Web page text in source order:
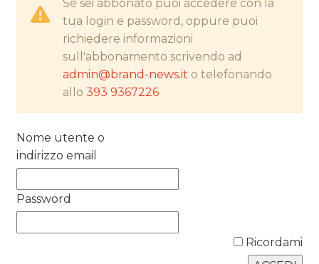
RICERCHE
PREVISIONI/SCENARI
NORMATIVE
CASE HISTORY
Se sei abbonato puoi accedere con la
tua login e password, oppure puoi
richiedere informazioni
sull'abbonamento scrivendo ad
admin@brand-news.it o telefonando
allo393 9367226
Nome utente o
indirizzo email
Password
Ricordami